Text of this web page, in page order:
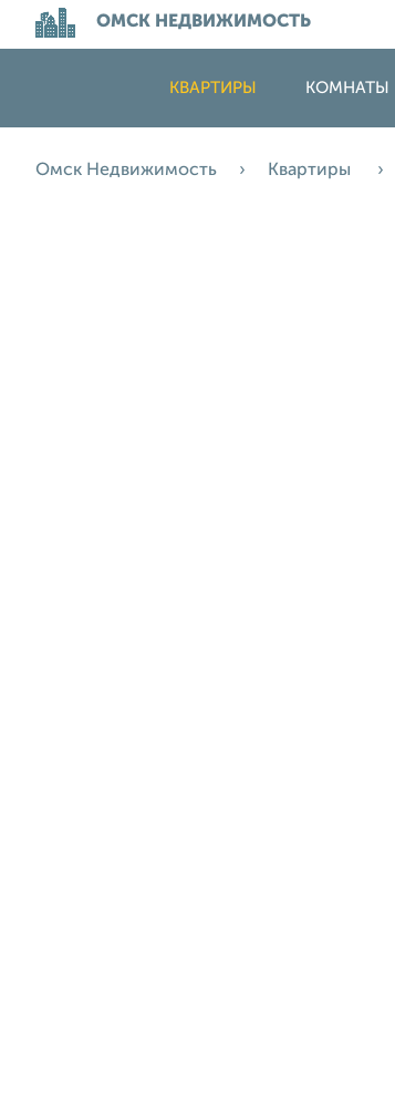
ОМСК НЕДВИЖИМОСТЬ
КВАРТИРЫ КОМНАТЫ
Омск Недвижимость Квартиры